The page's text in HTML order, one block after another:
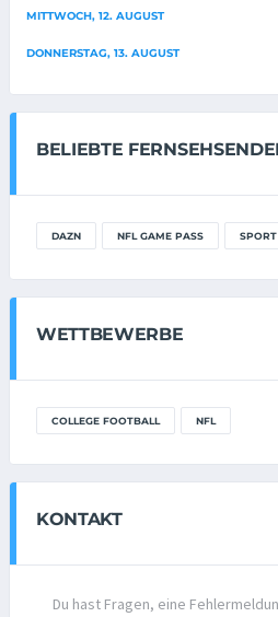
MITTWOCH, 12. AUGUST
DONNERSTAG, 13. AUGUST
BELIEBTE
DAZN NFL GAME PASS SPORT
WETTBEWERBE
COLLEGE FOOTBALL NFL
KONTAKT
Du hast Fragen, eine